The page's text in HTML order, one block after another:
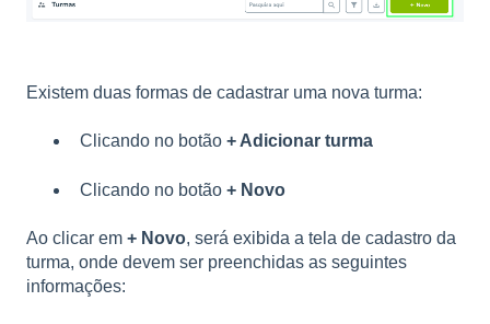
Existem duas formas de cadastrar uma nova turma:
Clicando no botão + Adicionar turma
Clicando no botão + Novo
Ao clicar em + Novo, será exibida a tela de cadastro da
turma, onde devem ser preenchidas as seguintes
informações: